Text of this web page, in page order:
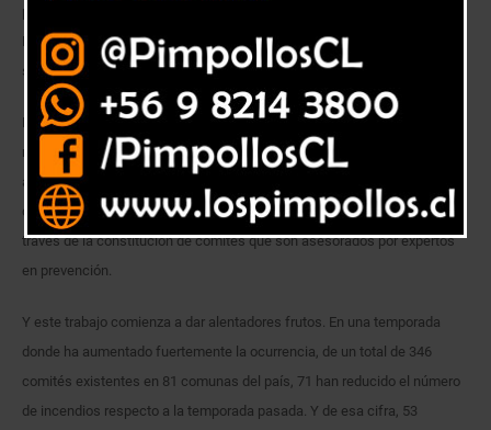
probabilidades de pérdidas de vidas, bienes y entorno, la Red de
Prevención Comunitaria (RPC) ha buscado, desde 2017, que los vecinos
sean los líderes y protagonistas de las estrategias preventivas.
La RPC es una estrategia que fomenta la colaboración entre vecinos,
municipios, empresas forestales, eléctricas, bomberos e instituciones
asociadas al sistema de protección civil, que incorporan distintos tipos
de ayuda. Actualmente más de 5.000 vecinos son parte de la RPC a
través de la constitución de comités que son asesorados por expertos
en prevención.
Y este trabajo comienza a dar alentadores frutos. En una temporada
donde ha aumentado fuertemente la ocurrencia, de un total de 346
comités existentes en 81 comunas del país, 71 han reducido el número
de incendios respecto a la temporada pasada. Y de esa cifra, 53